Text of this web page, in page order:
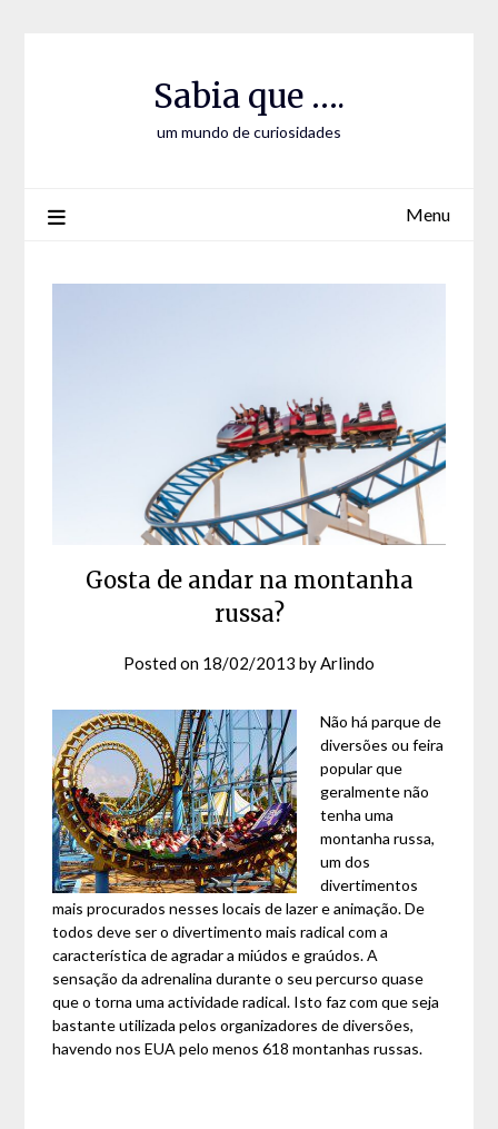
Sabia que ….
um mundo de curiosidades
Menu
Gosta de andar na montanha
russa?
Posted on 18/02/2013 byArlindo
Não há parque de
diversões ou feira
popular que
geralmente não
tenha uma
montanha russa,
um dos
divertimentos
mais procurados nesses locais de lazer e animação. De
todos deve ser o divertimento mais radical com a
característica de agradar a miúdos e graúdos. A
sensação da adrenalina durante o seu percurso quase
que o torna uma actividade radical. Isto faz com que seja
bastante utilizada pelos organizadores de diversões,
havendo nos EUA pelo menos 618 montanhas russas.